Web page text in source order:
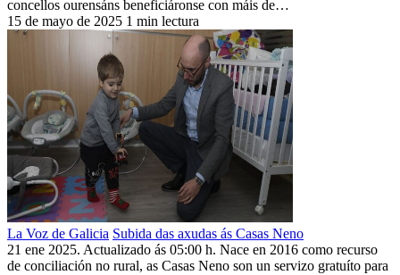
concellos ourensáns beneficiáronse con máis de…
15 de mayo de 2025 1 min lectura
La Voz de Galicia Subida das axudas ás Casas Neno
21 ene 2025. Actualizado ás 05:00 h. Nace en 2016 como recurso
de conciliación no rural, as Casas Neno son un servizo gratuíto para